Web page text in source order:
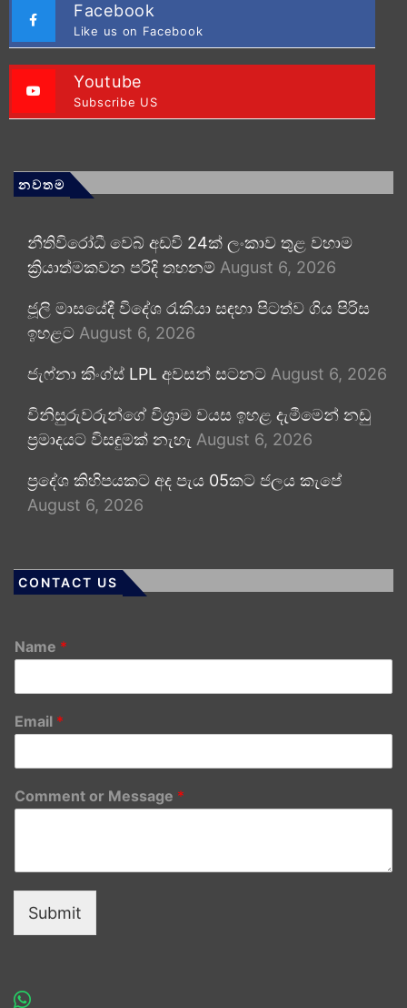
Facebook
Like us on Facebook
Youtube
Subscribe US
නවතම
නීතිවිරෝධී වෙබ් අඩවි 24ක් ලංකාව තුළ වහාම
ක්‍රියාත්මකවන පරිදි තහනම් August 6, 2026
ජූලි මාසයේදී විදේශ රැකියා සඳහා පිටත්ව ගිය පිරිස
ඉහළට August 6, 2026
ජැෆ්නා කිංග්ස් LPL අවසන් සටනට August 6, 2026
විනිසුරුවරුන්ගේ විශ්‍රාම වයස ඉහළ දැමීමෙන් නඩු
ප්‍රමාදයට විසඳුමක් නැහැ August 6, 2026
ප්‍රදේශ කිහිපයකට අද පැය 05කට ජලය කැපේ
August 6, 2026
CONTACT US
Name *
Email *
Comment or Message *
Submit